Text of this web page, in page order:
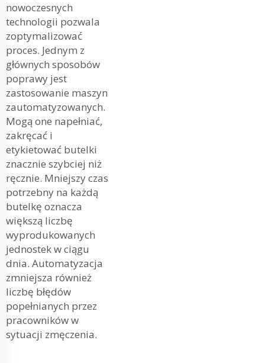
nowoczesnych
technologii pozwala
zoptymalizować
proces. Jednym z
głównych sposobów
poprawy jest
zastosowanie maszyn
zautomatyzowanych.
Mogą one napełniać,
zakręcać i
etykietować butelki
znacznie szybciej niż
ręcznie. Mniejszy czas
potrzebny na każdą
butelkę oznacza
większą liczbę
wyprodukowanych
jednostek w ciągu
dnia. Automatyzacja
zmniejsza również
liczbę błędów
popełnianych przez
pracowników w
sytuacji zmęczenia.